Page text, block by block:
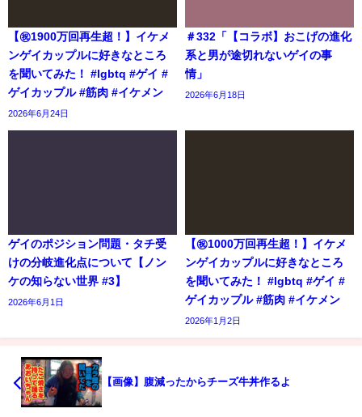
【㊗️1900万回再生超！】イケメ
ンゲイカップルに好きなところ
を聞いてみた！ #lgbtq #ゲイ #
ゲイカップル #筋肉 #イケメン
2026年6月24日
＃332「【コラボ】おこげの進化
系と男が途切れないゲイの事
情」
2026年6月18日
ゲイのポジション問題・タチ受
けの分岐進化点について【ノン
ケの知らない世界 #3】
2026年6月1日
【㊗️1000万回再生超！】イケメ
ンゲイカップルに好きなところ
を聞いてみた！ #lgbtq #ゲイ #
ゲイカップル #筋肉 #イケメン
2026年1月2日
【画像】腹減ったからチーズ牛丼作るよ